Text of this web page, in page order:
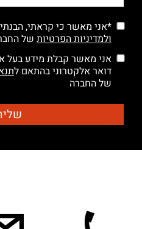
*אני מאשר כי קראתי,
ולמדיניות הפרטיות של
אני מאשר קבלת מידע בעל
דואר אלקטרוני בהתאם ל
של החברה